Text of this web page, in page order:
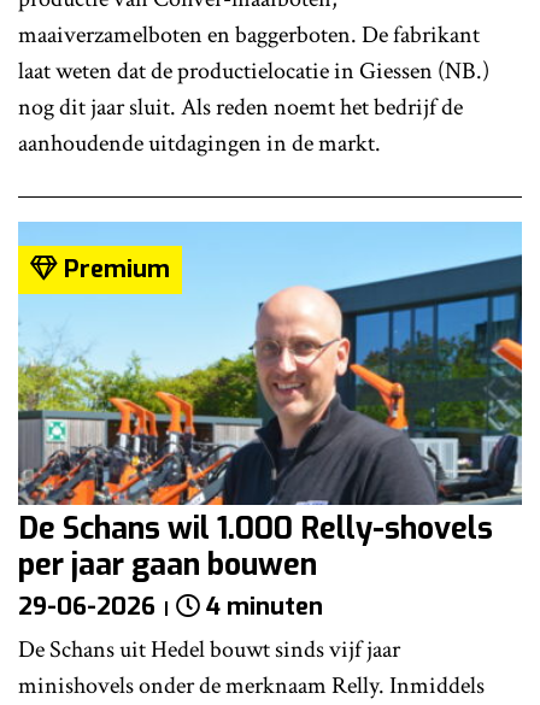
maaiverzamelboten en baggerboten. De fabrikant
laat weten dat de productielocatie in Giessen (NB.)
nog dit jaar sluit. Als reden noemt het bedrijf de
aanhoudende uitdagingen in de markt.
Premium
De Schans wil 1.000 Relly-shovels
per jaar gaan bouwen
29-06-2026 4 minuten
De Schans uit Hedel bouwt sinds vijf jaar
minishovels onder de merknaam Relly. Inmiddels